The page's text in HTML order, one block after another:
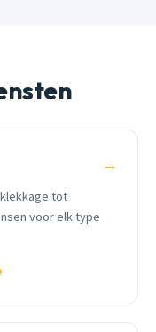
→
tot
voor elk type